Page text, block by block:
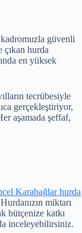
kadromuzla güvenli
çıkan hurda
en yüksek
tecrübesiyle
gerçekleştiriyor,
aşamada şeffaf,
Karabağlar hurda
miktarı
bütçenize katkı
inceleyebilirsiniz.